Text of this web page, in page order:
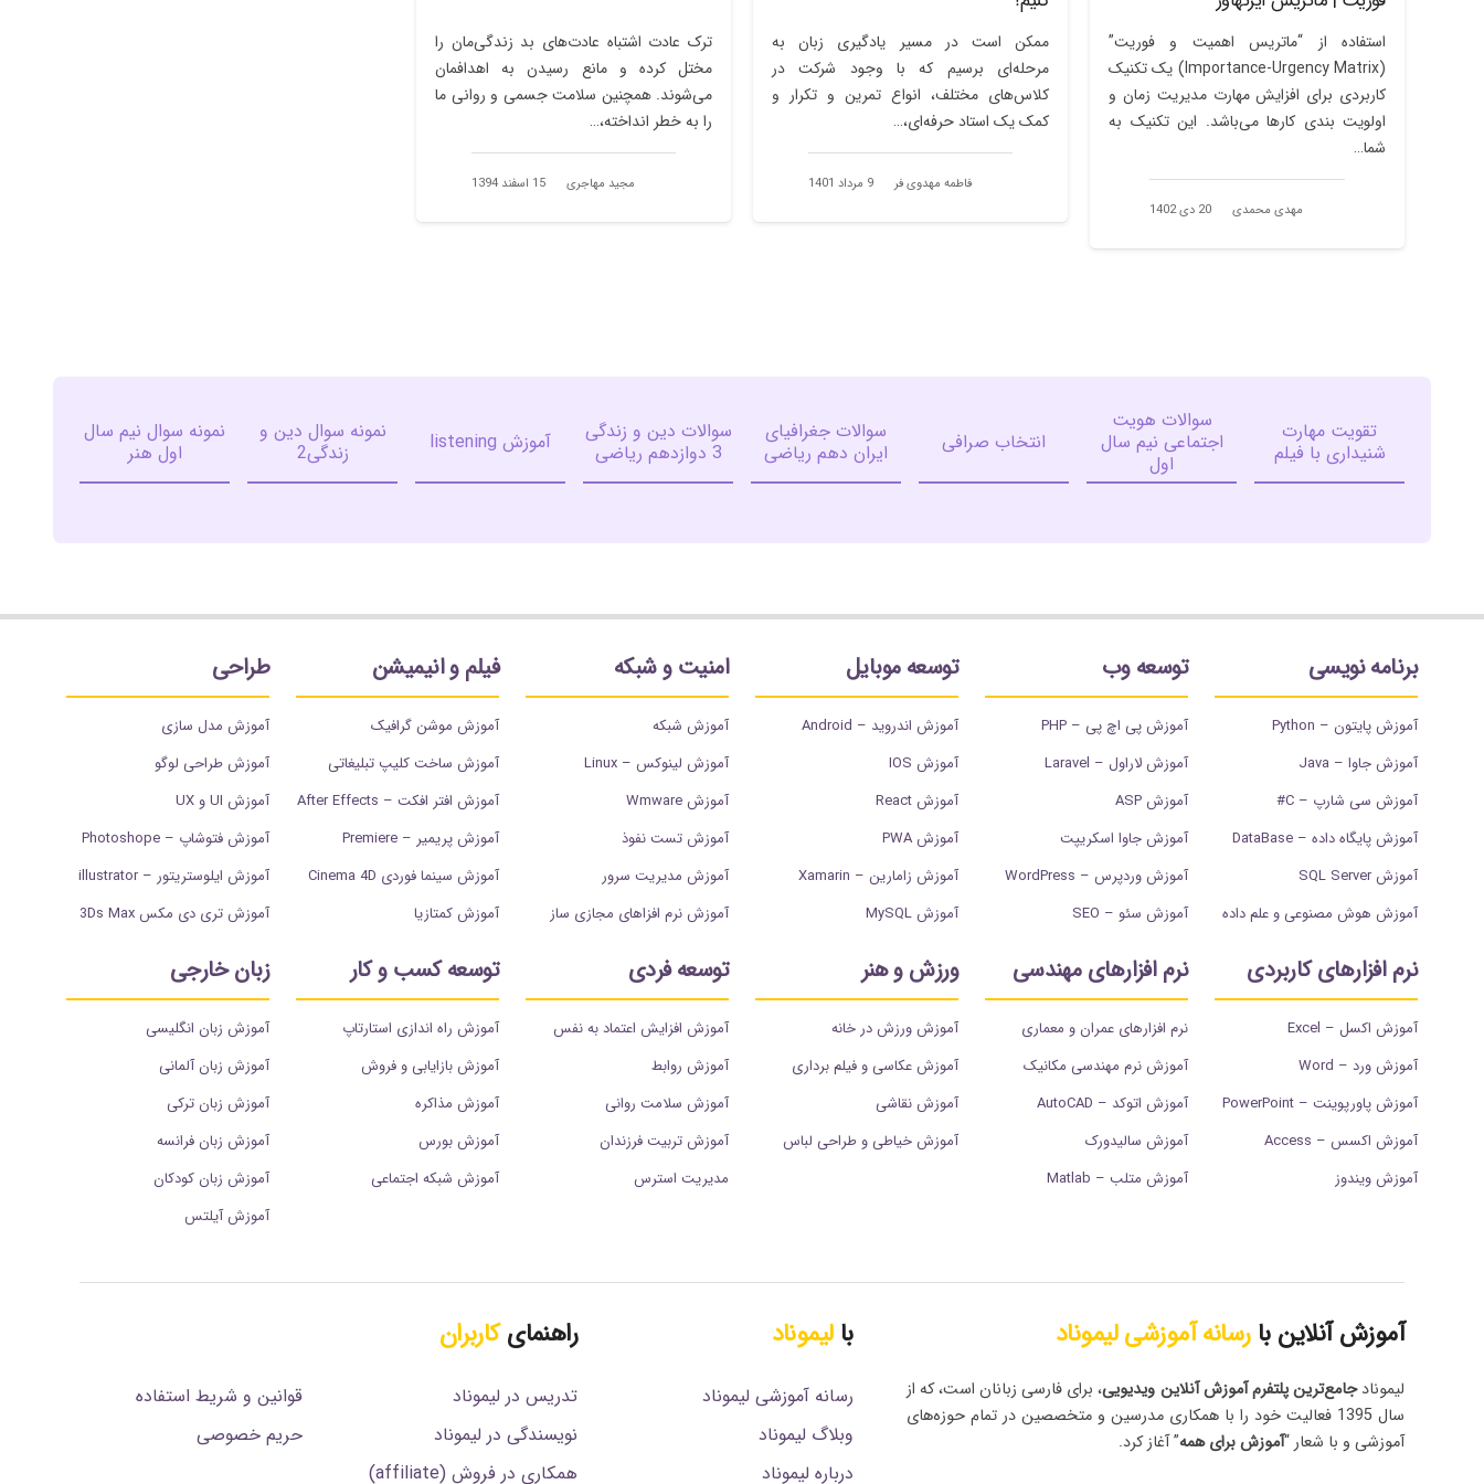
استفاده از “ماتریس اهمیت و فوریت”
(Importance-Urgency Matrix) یک تکنیک
کاربردی برای افزایش مهارت مدیریت زمان و
اولویت بندی کارها می‌باشد. این تکنیک به
شما…
مهدی محمدی 20 دی 1402
ممکن است در مسیر یادگیری زبان به
مرحله‌ای برسیم که با وجود شرکت در
کلاس‌های مختلف، انواع تمرین و تکرار و
کمک یک استاد حرفه‌ای،…
فاطمه مهدوی فر 9 مرداد 1401
ترک عادت اشتباه عادت‌های بد زندگی‌مان را
مختل کرده و مانع رسیدن به اهدافمان
می‌شوند. همچنین سلامت جسمی و روانی ما
را به خطر انداخته،…
مجید مهاجری 15 اسفند 1394
تقویت مهارت
شنیداری با فیلم
سوالات هویت
اجتماعی نیم سال
اول
انتخاب صرافی
سوالات جغرافیای
ایران دهم ریاضی
سوالات دین و زندگی
3 دوازدهم ریاضی
آموزش listening
نمونه سوال دین و
زندگی2
نمونه سوال نیم سال
اول هنر
برنامه نویسی
آموزش پایتون – Python
آموزش جاوا – Java
آموزش سی شارپ – C#
آموزش پایگاه داده – DataBase
آموزش SQL Server
آموزش هوش مصنوعی و علم داده
توسعه وب
آموزش پی اچ پی – PHP
آموزش لاراول – Laravel
آموزش ASP
آموزش جاوا اسکریپت
آموزش وردپرس – WordPress
آموزش سئو – SEO
توسعه موبایل
آموزش اندروید – Android
آموزش IOS
آموزش React
آموزش PWA
آموزش زامارین – Xamarin
آموزش MySQL
امنیت و شبکه
آموزش شبکه
آموزش لینوکس – Linux
آموزش Wmware
آموزش تست نفوذ
آموزش مدیریت سرور
آموزش نرم افزاهای مجازی ساز
فیلم و انیمیشن
آموزش موشن گرافیک
آموزش ساخت کلیپ تبلیغاتی
آموزش افتر افکت – After Effects
آموزش پریمیر – Premiere
آموزش سینما فوردی Cinema 4D
آموزش کمتازیا
طراحی
آموزش مدل سازی
آموزش طراحی لوگو
آموزش UI و UX
آموزش فتوشاپ – Photoshope
آموزش ایلوستریتور – illustrator
آموزش تری دی مکس 3Ds Max
نرم افزارهای کاربردی
آموزش اکسل – Excel
آموزش ورد – Word
آموزش پاورپوینت – PowerPoint
آموزش اکسس – Access
آموزش ویندوز
نرم افزارهای مهندسی
نرم افزارهای عمران و معماری
آموزش نرم مهندسی مکانیک
آموزش اتوکد – AutoCAD
آموزش سالیدورک
آموزش متلب – Matlab
ورزش و هنر
آموزش ورزش در خانه
آموزش عکاسی و فیلم برداری
آموزش نقاشی
آموزش خیاطی و طراحی لباس
توسعه فردی
آموزش افزایش اعتماد به نفس
آموزش روابط
آموزش سلامت روانی
آموزش تربیت فرزندان
مدیریت استرس
توسعه کسب و کار
آموزش راه اندازی استارتاپ
آموزش بازایابی و فروش
آموزش مذاکره
آموزش بورس
آموزش شبکه اجتماعی
زبان خارجی
آموزش زبان انگلیسی
آموزش زبان آلمانی
آموزش زبان ترکی
آموزش زبان فرانسه
آموزش زبان کودکان
آموزش آیلتس
آموزش آنلاین بارسانه آموزشی لیموناد
لیمونادجامع‌ترین پلتفرم‌ آموزش آنلاین ویدیویی، برای فارسی زبانان است، که از
سال 1395 فعالیت خود را با همکاری مدرسین و متخصصین در تمام حوزه‌های
آموزشی و با شعار “آموزش برای همه” آغاز کرد.
بالیموناد
رسانه آموزشی لیموناد
وبلاگ لیموناد
درباره لیموناد
راهنمایکاربران
تدریس در لیموناد
نویسندگی در لیموناد
همکاری در فروش (affiliate)
قوانین و شریط استفاده
حریم خصوصی